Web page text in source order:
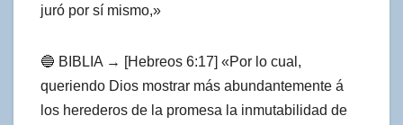
juró por sí mismo,»
🔵 BIBLIA → [Hebreos 6:17] «Por lo cual,
queriendo Dios mostrar más abundantemente á
los herederos de la promesa la inmutabilidad de